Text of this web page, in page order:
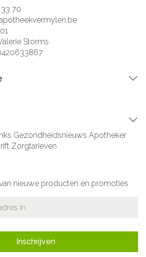
33 70
Storms
Gezondheidsnieuws Apotheker
Zorgtarieven
nieuwe producten en promoties
Inschrijven